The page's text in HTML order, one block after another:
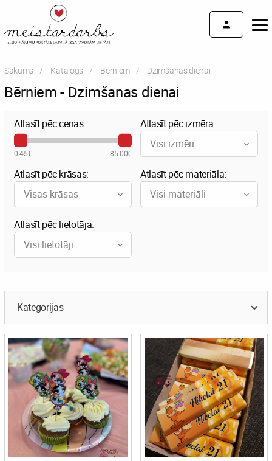
Sākums Katalogs Bērniem Current:
Dzimšanas dienai
Bērniem - Dzimšanas dienai
Atlasīt pēc cenas:
0.45€ 85.00€
Atlasīt pēc izmēra:
Visi izmēri
Atlasīt pēc krāsas:
Visas krāsas
Atlasīt pēc materiāla:
Visi materiāli
Atlasīt pēc lietotāja:
Visi lietotāji
Kategorijas